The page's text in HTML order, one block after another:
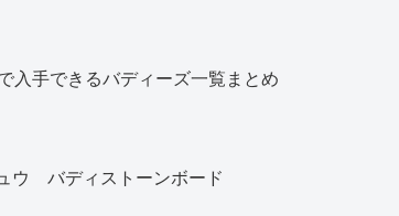
入手できるバディーズ一覧まとめ
ウ バディストーンボード